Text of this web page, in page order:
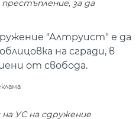
за да
"Алтруист" е да
на сгради, в
от свобода.
УС на сдружение